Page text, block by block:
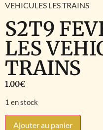
VEHICULES LES TRAINS
S2T9
LES
TRAINS
1.00€
1 en stock
Ajouter au panier